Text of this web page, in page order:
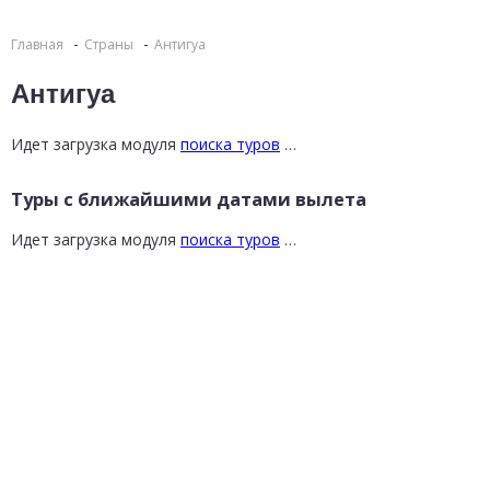
Главная Страны Антигуа
Антигуа
Идет загрузка модуля поиска туров …
Туры с ближайшими датами вылета
Идет загрузка модуля поиска туров …